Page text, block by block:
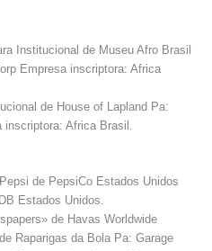
Institucional de Museu Afro Brasil
Empresa inscriptora: Africa
de House of Lapland Pa:
Africa Brasil.
de PepsiCo Estados Unidos
Estados Unidos.
de Havas Worldwide
Raparigas da Bola Pa: Garage